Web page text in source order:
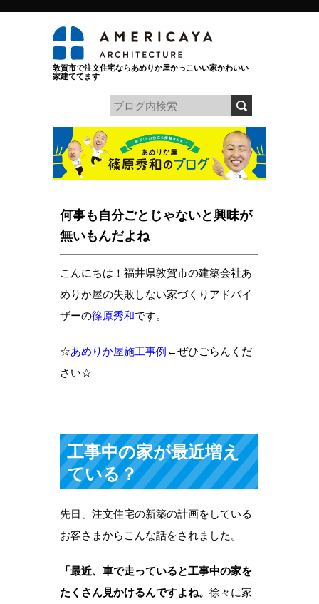
敦賀市で注文住宅ならあめりか屋かっこいい家かわいい
家建ててます
何事も自分ごとじゃないと興味が
無いもんだよね
こんにちは！福井県敦賀市の建築会社あ
めりか屋の失敗しない家づくりアドバイ
ザーの篠原秀和です。
☆あめりか屋施工事例 ←ぜひごらんくだ
さい☆
工事中の家が最近増え
ている？
先日、注文住宅の新築の計画をしている
お客さまからこんな話をされました。
「最近、車で走っていると工事中の家を
たくさん見かけるんですよね。 徐々に家